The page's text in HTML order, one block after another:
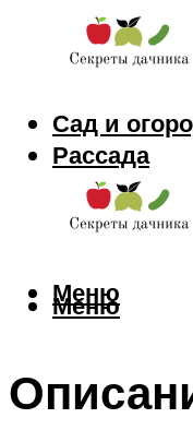
Сад и
Рассада
Цветы
Заготовки
Меню
Меню